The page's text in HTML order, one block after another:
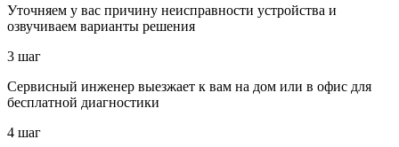
Уточняем у вас причину неисправности устройства и
озвучиваем варианты решения
3 шаг
Сервисный инженер выезжает к вам на дом или в офис для
бесплатной диагностики
4 шаг